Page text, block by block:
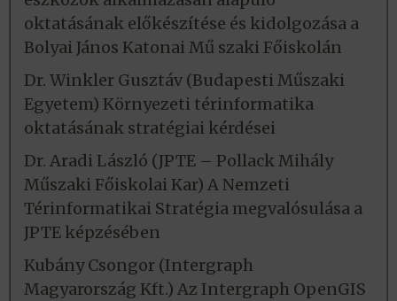
oktatásának előkészítése és kidolgozása a
Bolyai János Katonai Mű szaki Főiskolán
Dr. Winkler Gusztáv (Budapesti Műszaki
Egyetem) Környezeti térinformatika
oktatásának stratégiai kérdései
Dr. Aradi László (JPTE – Pollack Mihály
Műszaki Főiskolai Kar) A Nemzeti
Térinformatikai Stratégia megvalósulása a
JPTE képzésében
Kubány Csongor (Intergraph
Magyarország Kft.) Az Intergraph OpenGIS